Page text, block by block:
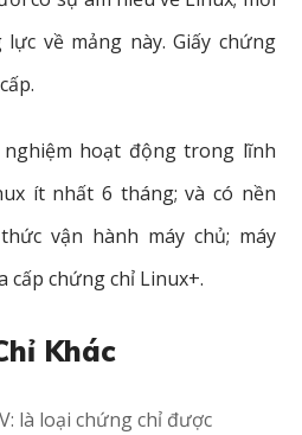
về mảng này. Giấy chứng
hoạt động trong lĩnh
ít nhất 6 tháng; và có nền
vận hành máy chủ; máy
cấp chứng chỉ Linux+.
Khác
là loại chứng chỉ được